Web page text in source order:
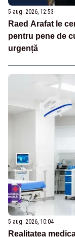
5 aug. 2026, 12:53
Raed Arafat le
pentru pene de
urgență
5 aug. 2026, 10:04
Realitatea